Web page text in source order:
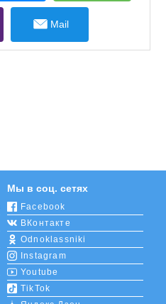
Mail
Мы в соц. сетях
Facebook
ВКонтакте
Odnoklassniki
Instagram
Youtube
TikTok